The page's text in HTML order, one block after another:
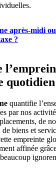
après-midi
?
quotidien
quantifie
par nos
de
biens et
empreinte
affinée